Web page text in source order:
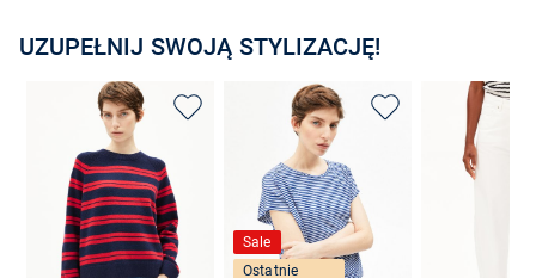
UZUPEŁNIJ SWOJĄ STYLIZACJĘ!
Sale
Ostatnie